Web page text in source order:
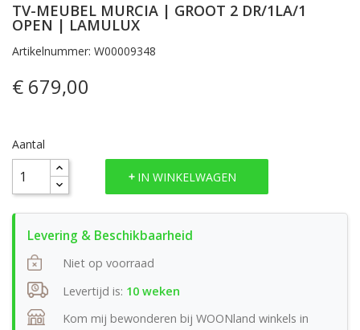
TV-MEUBEL MURCIA | GROOT 2 DR/1LA/1
OPEN | LAMULUX
Artikelnummer: W00009348
€ 679,00
Aantal
IN WINKELWAGEN
Niet op voorraad
Levertijd is: 10 weken
Kom mij bewonderen bij WOONland winkels in